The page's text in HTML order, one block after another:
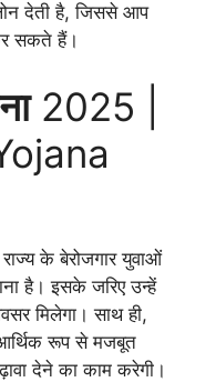
देती है, जिससे आप
सकते हैं।
2025 |
के बेरोजगार युवाओं
है। इसके जरिए उन्हें
मिलेगा। साथ ही,
रूप से मजबूत
देने का काम करेगी।